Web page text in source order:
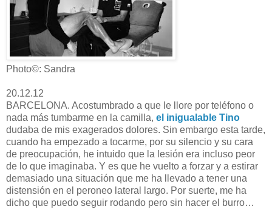
Photo©: Sandra
20.12.12
BARCELONA. Acostumbrado a que le llore por teléfono o
nada más tumbarme en la camilla, el inigualable Tino
dudaba de mis exagerados dolores. Sin embargo esta tarde,
cuando ha empezado a tocarme, por su silencio y su cara
de preocupación, he intuido que la lesión era incluso peor
de lo que imaginaba. Y es que he vuelto a forzar y a estirar
demasiado una situación que me ha llevado a tener una
distensión en el peroneo lateral largo. Por suerte, me ha
dicho que puedo seguir rodando pero sin hacer el burro…